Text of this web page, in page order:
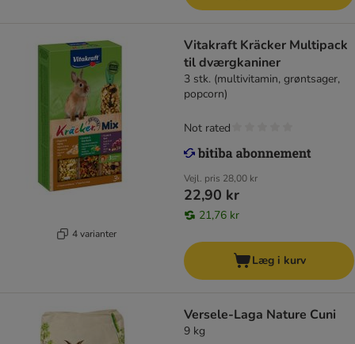
4 varianter
Vitakraft Kräcker Multipack
til dværgkaniner
3 stk. (multivitamin, grøntsager,
popcorn)
Vejl. pris 28,00 kr
22,90 kr
21,76 kr
Not rated
Læg i kurv
Versele-Laga Nature Cuni
9 kg